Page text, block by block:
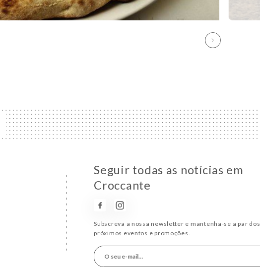
Seguir todas as notícias em
Croccante
Subscreva a nossa newsletter e mantenha-se a par dos
próximos eventos e promoções.